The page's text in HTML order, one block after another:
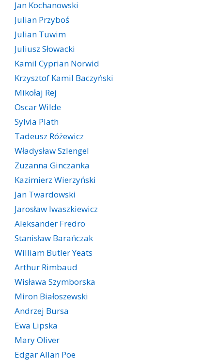
Jan Kochanowski
Julian Przyboś
Julian Tuwim
Juliusz Słowacki
Kamil Cyprian Norwid
Krzysztof Kamil Baczyński
Mikołaj Rej
Oscar Wilde
Sylvia Plath
Tadeusz Różewicz
Władysław Szlengel
Zuzanna Ginczanka
Kazimierz Wierzyński
Jan Twardowski
Jarosław Iwaszkiewicz
Aleksander Fredro
Stanisław Barańczak
William Butler Yeats
Arthur Rimbaud
Wisława Szymborska
Miron Białoszewski
Andrzej Bursa
Ewa Lipska
Mary Oliver
Edgar Allan Poe